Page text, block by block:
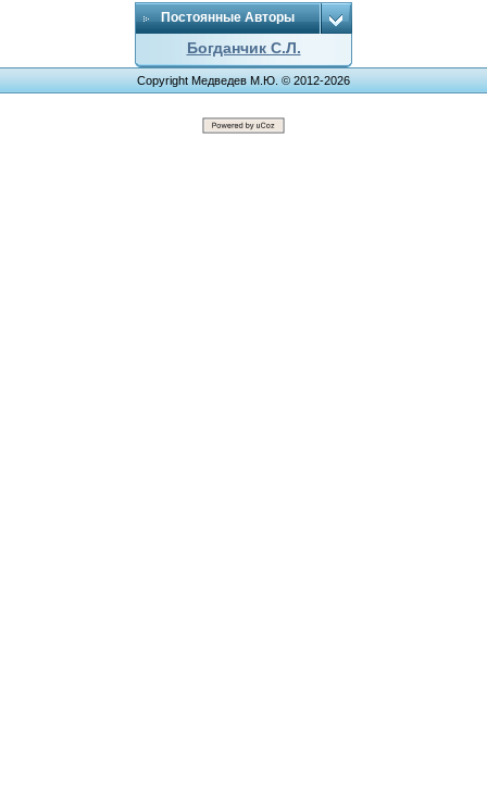
Постоянные Авторы
Богданчик С.Л.
Copyright Медведев М.Ю. © 2012-2026